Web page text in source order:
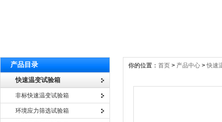
产品目录
快速温变试验箱
非标快速温变试验箱
环境应力筛选试验箱
你的位置： 首页 > 产品中心 >快速